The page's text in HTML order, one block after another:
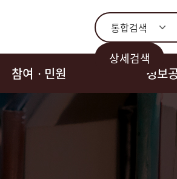
통합검색
상세검색
참여ㆍ민원 정보